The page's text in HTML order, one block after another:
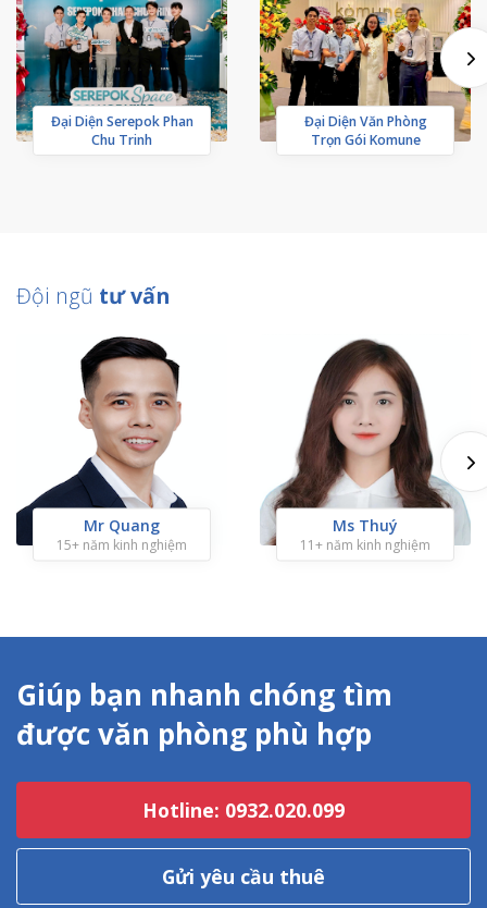
Đại Diện Serepok Phan
Chu Trinh
Đại Diện Văn Phòng
Trọn Gói Komune
Đội ngũ tư vấn
Mr Quang
15+ năm kinh nghiệm
Ms Thuý
11+ năm kinh nghiệm
Giúp bạn nhanh chóng tìm
được văn phòng phù hợp
Hotline: 0932.020.099
Gửi yêu cầu thuê